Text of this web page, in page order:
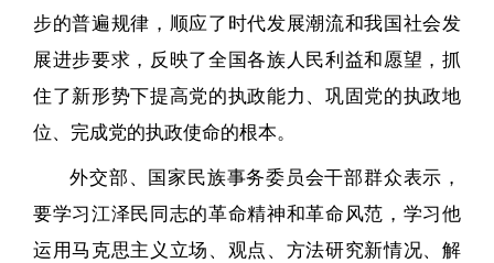
步的普遍规律，顺应了时代发展潮流和我国社会发
展进步要求，反映了全国各族人民利益和愿望，抓
住了新形势下提高党的执政能力、巩固党的执政地
位、完成党的执政使命的根本。
外交部、国家民族事务委员会干部群众表示，
要学习江泽民同志的革命精神和革命风范，学习他
运用马克思主义立场、观点、方法研究新情况、解